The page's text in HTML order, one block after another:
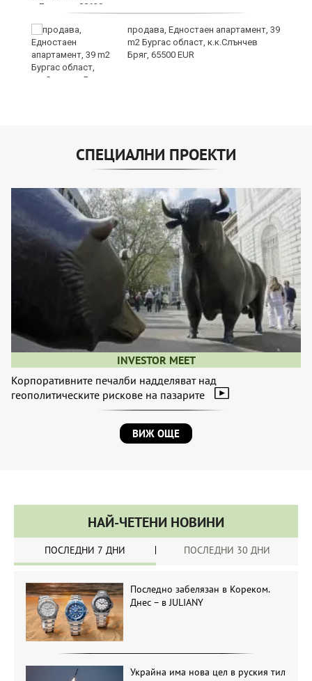
продава, Едностаен апартамент, 39
m2 Бургас област, к.к.Слънчев
Бряг, 65500 EUR
СПЕЦИАЛНИ ПРОЕКТИ
INVESTOR MEET
Корпоративните печалби надделяват над
геополитическите рискове на пазарите
ВИЖ ОЩЕ
НАЙ-ЧЕТЕНИ НОВИНИ
ПОСЛЕДНИ 7 ДНИ ПОСЛЕДНИ 30 ДНИ
Последно забелязан в Кореком.
Днес – в JULIANY
Украйна има нова цел в руския тил